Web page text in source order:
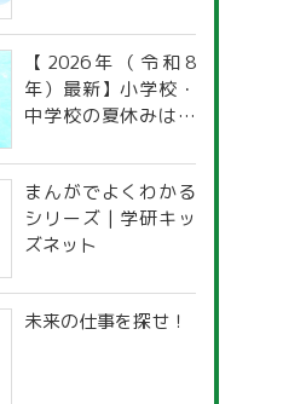
【2026年（令和8
年）最新】小学校・
中学校の夏休みはい
道府県別「夏季休暇
一覧」
まんがでよくわかる
シリーズ | 学研キッ
ズネット
未来の仕事を探せ！